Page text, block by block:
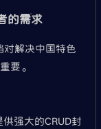
的需求
解决中国特色
要。
供强大的CRUD封